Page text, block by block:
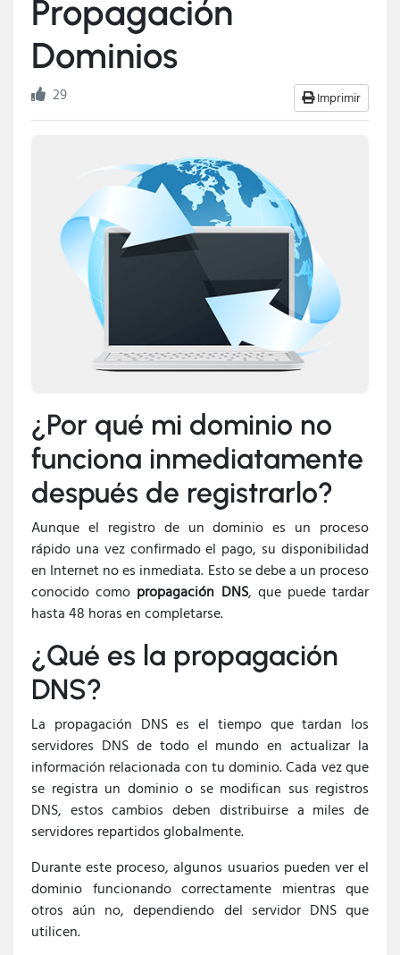
Propagación
Dominios
Imprimir
29
¿Por qué mi dominio no
funciona inmediatamente
después de registrarlo?
Aunque el registro de un dominio es un proceso
rápido una vez confirmado el pago, su disponibilidad
en Internet no es inmediata. Esto se debe a un proceso
conocido como propagación DNS, que puede tardar
hasta 48 horas en completarse.
¿Qué es la propagación
DNS?
La propagación DNS es el tiempo que tardan los
servidores DNS de todo el mundo en actualizar la
información relacionada con tu dominio. Cada vez que
se registra un dominio o se modifican sus registros
DNS, estos cambios deben distribuirse a miles de
servidores repartidos globalmente.
Durante este proceso, algunos usuarios pueden ver el
dominio funcionando correctamente mientras que
otros aún no, dependiendo del servidor DNS que
utilicen.